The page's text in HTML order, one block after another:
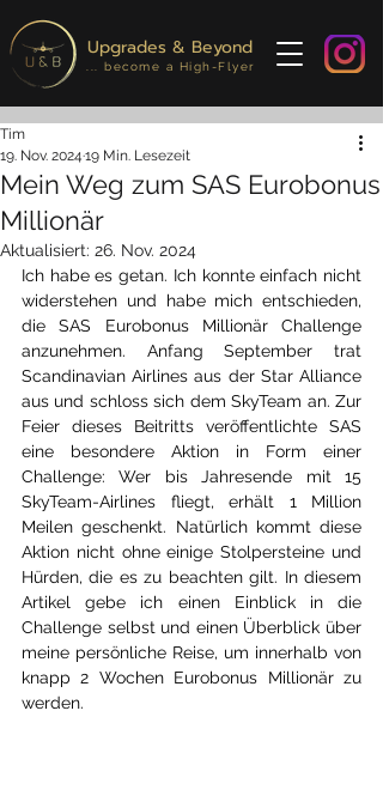
Upgrades & Beyond
... become a High-Flyer
Mein Weg zum SAS Eurobonus
Millionär
Tim
19. Nov. 2024 19 Min. Lesezeit
Aktualisiert: 26. Nov. 2024
Ich habe es getan. Ich konnte einfach nicht
widerstehen und habe mich entschieden,
die SAS Eurobonus Millionär Challenge
anzunehmen. Anfang September trat
Scandinavian Airlines aus der Star Alliance
aus und schloss sich dem SkyTeam an. Zur
Feier dieses Beitritts veröffentlichte SAS
eine besondere Aktion in Form einer
Challenge: Wer bis Jahresende mit 15
SkyTeam-Airlines fliegt, erhält 1 Million
Meilen geschenkt. Natürlich kommt diese
Aktion nicht ohne einige Stolpersteine und
Hürden, die es zu beachten gilt. In diesem
Artikel gebe ich einen Einblick in die
Challenge selbst und einen Überblick über
meine persönliche Reise, um innerhalb von
knapp 2 Wochen Eurobonus Millionär zu
werden.